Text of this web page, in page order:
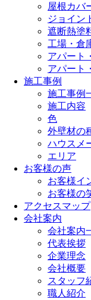
屋根カバ
ジョイン
遮断熱塗
工場・倉
アパート
アパート
施工事例
施工事例
施工内容
色
外壁材の
ハウスメ
エリア
お客様の声
お客様イ
お客様の
アクセスマップ
会社案内
会社案内
代表挨拶
企業理念
会社概要
スタッフ
職人紹介